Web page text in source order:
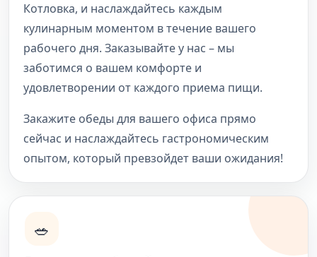
Котловка, и наслаждайтесь каждым
кулинарным моментом в течение вашего
рабочего дня. Заказывайте у нас – мы
заботимся о вашем комфорте и
удовлетворении от каждого приема пищи.
Закажите обеды для вашего офиса прямо
сейчас и наслаждайтесь гастрономическим
опытом, который превзойдет ваши ожидания!
🥗